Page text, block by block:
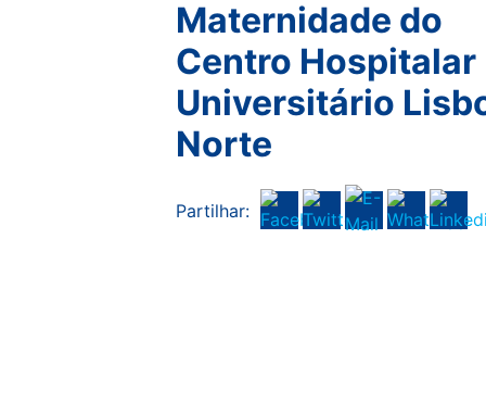
Maternidade do
Centro Hospitalar
Universitário
Norte
Partilhar: